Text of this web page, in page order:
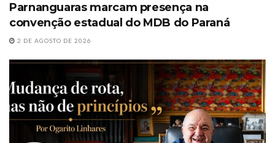
Parnanguaras marcam presença na
convenção estadual do MDB do Paraná
2 DE AGOSTO DE 2026